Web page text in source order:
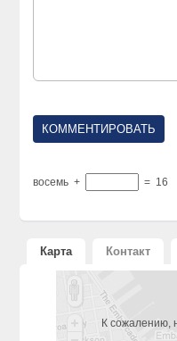
восемь + = 16
Карта Контакт
К сожалению,